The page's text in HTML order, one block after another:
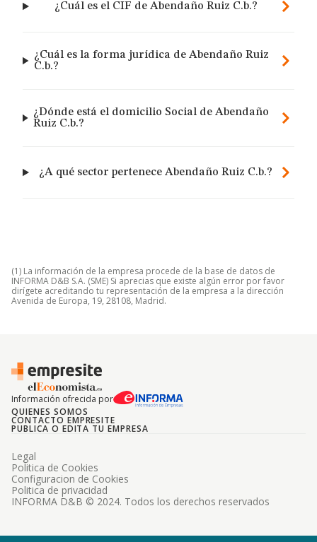
¿Cuál es el CIF de Abendaño Ruiz C.b.?
¿Cuál es la forma jurídica de Abendaño Ruiz
C.b.?
¿Dónde está el domicilio Social de Abendaño
Ruiz C.b.?
¿A qué sector pertenece Abendaño Ruiz C.b.?
(1) La información de la empresa procede de la base de datos de
INFORMA D&B S.A. (SME) Si aprecias que existe algún error por favor
dirígete acreditando tu representación de la empresa a la dirección
Avenida de Europa, 19, 28108, Madrid.
Información ofrecida por
QUIENES SOMOS
CONTACTO EMPRESITE
PUBLICA O EDITA TU EMPRESA
INFORMA D&B © 2024. Todos los derechos reservados
Legal
Politica de Cookies
Configuracion de Cookies
Politica de privacidad